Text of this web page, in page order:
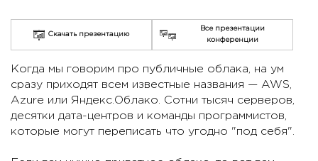
Скачать презентацию
Все презентации
конференции
Когда мы говорим про публичные облака, на ум
сразу приходят всем известные названия — AWS,
Azure или Яндекс.Облако. Сотни тысяч серверов,
десятки дата-центров и команды программистов,
которые могут переписать что угодно "под себя".